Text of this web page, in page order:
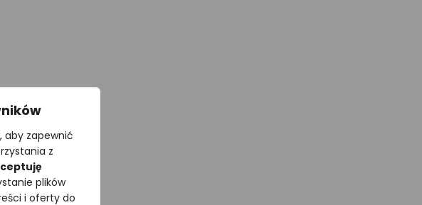
aby zapewnić
z
plików
i oferty do